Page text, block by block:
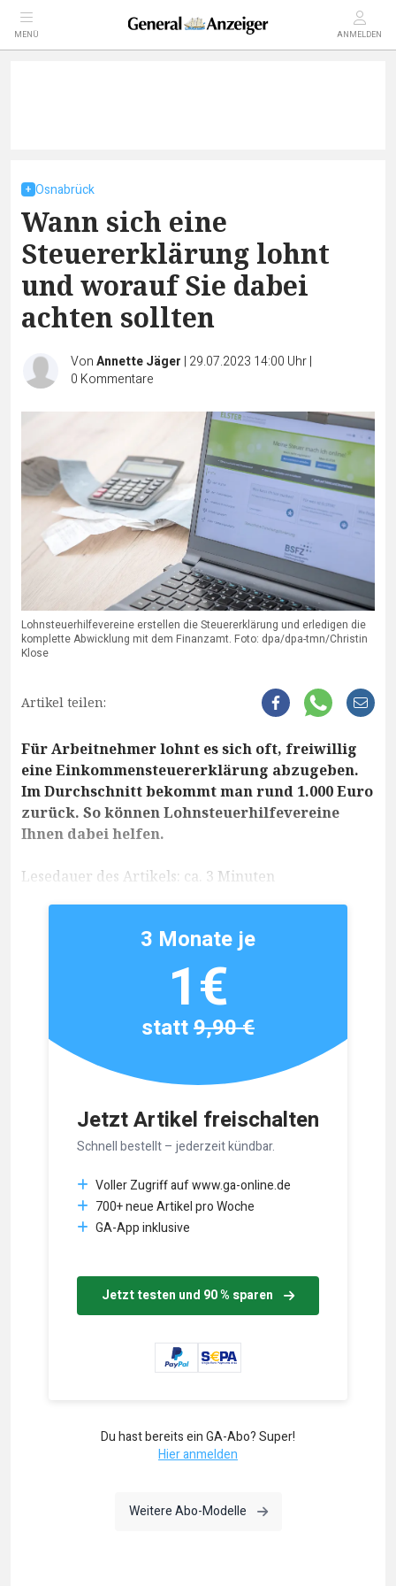
MENÜ ANMELDEN
Osnabrück
Wann sich eine
Steuererklärung lohnt
und worauf Sie dabei
achten sollten
VonAnnette Jäger | 29.07.2023 14:00 Uhr|
0 Kommentare
Lohnsteuerhilfevereine erstellen die Steuererklärung und erledigen die
komplette Abwicklung mit dem Finanzamt. Foto: dpa/dpa-tmn/Christin
Klose
Artikel teilen:
Für Arbeitnehmer lohnt es sich oft, freiwillig
eine Einkommensteuererklärung abzugeben.
Im Durchschnitt bekommt man rund 1.000 Euro
zurück. So können Lohnsteuerhilfevereine
Ihnen dabei helfen.
Lesedauer des Artikels: ca. 3 Minuten
Jetzt Artikel freischalten
Schnell bestellt – jederzeit kündbar.
Voller Zugriff auf www.ga-online.de
700+ neue Artikel pro Woche
GA-App inklusive
Jetzt testen und 90 % sparen
3 Monate je
1€
statt9,90 €
Du hast bereits ein GA-Abo? Super!
Hier anmelden
Weitere Abo-Modelle